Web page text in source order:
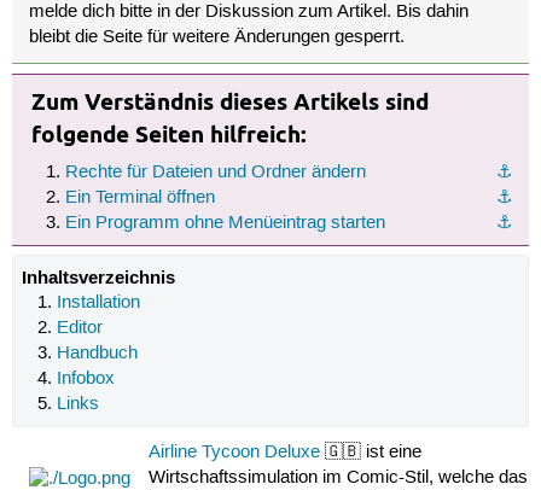
melde dich bitte in der Diskussion zum Artikel. Bis dahin
bleibt die Seite für weitere Änderungen gesperrt.
Zum Verständnis dieses Artikels sind
folgende Seiten hilfreich:
⚓︎
Rechte für Dateien und Ordner ändern
⚓︎
Ein Terminal öffnen
⚓︎
Ein Programm ohne Menüeintrag starten
Inhaltsverzeichnis
Installation
Editor
Handbuch
Infobox
Links
Airline Tycoon Deluxe 🇬🇧 ist eine
Wirtschaftssimulation im Comic-Stil, welche das